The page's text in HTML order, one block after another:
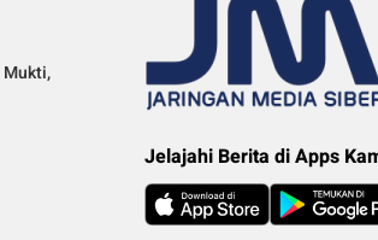
Mukti,
Jelajahi Berita di Apps